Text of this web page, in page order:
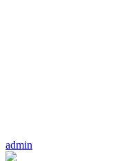
admin